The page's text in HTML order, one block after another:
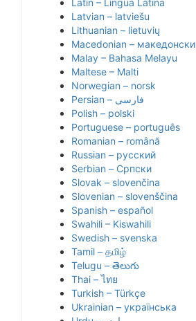
Latin – Lingua Latina
Latvian – latviešu
Lithuanian – lietuvių
Macedonian – македонски
Malay – Bahasa Melayu
Maltese – Malti
Norwegian – norsk
Polish – polski
Portuguese – português
Romanian – română
Russian – русский
Serbian – Српски
Slovak – slovenčina
Slovenian – slovenščina
Spanish – español
Swahili – Kiswahili
Swedish – svenska
Tamil – தமிழ்
Telugu – తెలుగు
Thai – ไทย
Turkish – Türkçe
Ukrainian – українська